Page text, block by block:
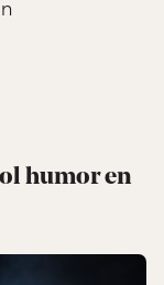
humor en